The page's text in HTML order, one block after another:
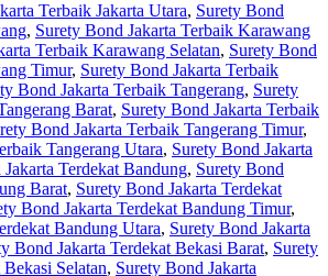
Terbaik Jakarta Utara, Surety Bond
, Surety Bond Jakarta Terbaik Karawang
Terbaik Karawang Selatan, Surety Bond
Timur, Surety Bond Jakarta Terbaik
Bond Jakarta Terbaik Tangerang, Surety
Barat, Surety Bond Jakarta Terbaik
Bond Jakarta Terbaik Tangerang Timur,
Tangerang Utara, Surety Bond Jakarta
Terdekat Bandung, Surety Bond
Barat, Surety Bond Jakarta Terdekat
Bond Jakarta Terdekat Bandung Timur,
Bandung Utara, Surety Bond Jakarta
Bond Jakarta Terdekat Bekasi Barat, Surety
Selatan, Surety Bond Jakarta